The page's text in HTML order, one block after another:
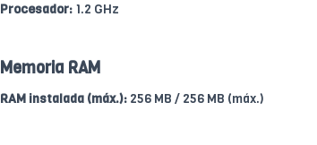
Procesador: 1.2 GHz
Memoria RAM
RAM instalada (máx.): 256 MB / 256 MB (máx.)